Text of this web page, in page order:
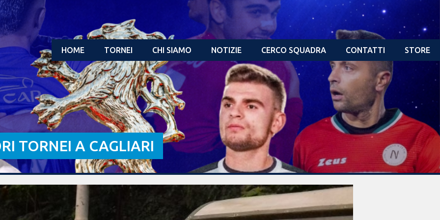
HOME TORNEI CHI SIAMO NOTIZIE CERCO SQUADRA CONTATTI STORE
TORNEI A CAGLIARI